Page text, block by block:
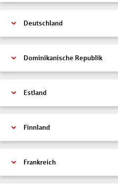
Deutschland
Dominikanische Republik
Estland
Finnland
Frankreich